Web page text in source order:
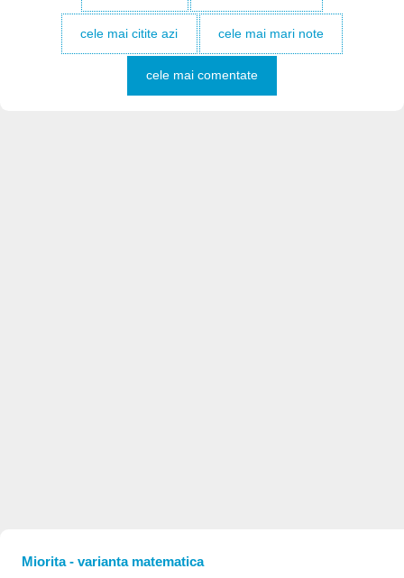
cele mai citite azi cele mai mari note
cele mai comentate
Miorita - varianta matematica